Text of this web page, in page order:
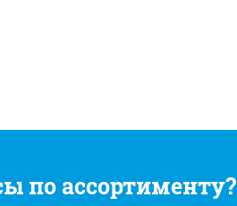
по ассортименту?